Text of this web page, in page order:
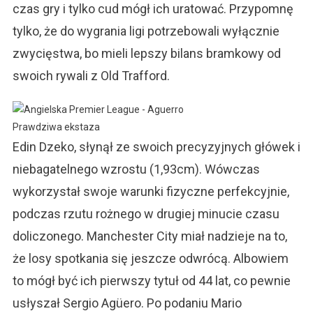
czas gry i tylko cud mógł ich uratować. Przypomnę
tylko, że do wygrania ligi potrzebowali wyłącznie
zwycięstwa, bo mieli lepszy bilans bramkowy od
swoich rywali z Old Trafford.
Prawdziwa ekstaza
Edin Dzeko, słynął ze swoich precyzyjnych główek i
niebagatelnego wzrostu (1,93cm). Wówczas
wykorzystał swoje warunki fizyczne perfekcyjnie,
podczas rzutu rożnego w drugiej minucie czasu
doliczonego. Manchester City miał nadzieje na to,
że losy spotkania się jeszcze odwrócą. Albowiem
to mógł być ich pierwszy tytuł od 44 lat, co pewnie
usłyszał Sergio Agüero. Po podaniu Mario